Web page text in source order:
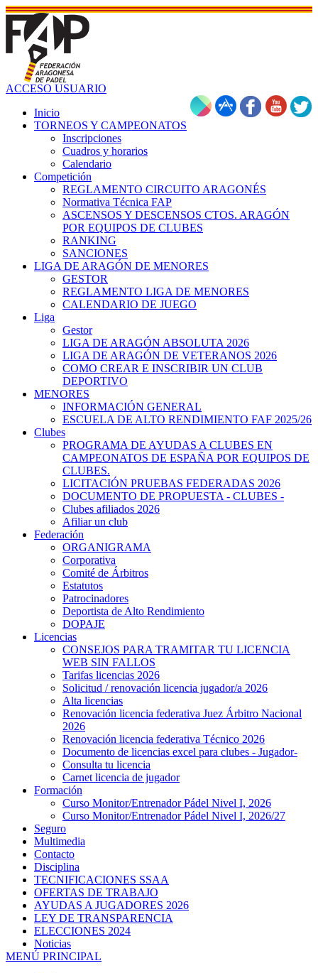
ACCESO USUARIO
Inicio
TORNEOS Y CAMPEONATOS
Inscripciones
Cuadros y horarios
Calendario
Competición
REGLAMENTO CIRCUITO ARAGONÉS
Normativa Técnica FAP
ASCENSOS Y DESCENSOS CTOS. ARAGÓN
POR EQUIPOS DE CLUBES
RANKING
SANCIONES
LIGA DE ARAGÓN DE MENORES
GESTOR
REGLAMENTO LIGA DE MENORES
CALENDARIO DE JUEGO
Liga
Gestor
LIGA DE ARAGÓN ABSOLUTA 2026
LIGA DE ARAGÓN DE VETERANOS 2026
COMO CREAR E INSCRIBIR UN CLUB
DEPORTIVO
MENORES
INFORMACIÓN GENERAL
ESCUELA DE ALTO RENDIMIENTO FAF 2025/26
Clubes
PROGRAMA DE AYUDAS A CLUBES EN
CAMPEONATOS DE ESPAÑA POR EQUIPOS DE
CLUBES.
LICITACIÓN PRUEBAS FEDERADAS 2026
DOCUMENTO DE PROPUESTA - CLUBES -
Clubes afiliados 2026
Afiliar un club
Federación
ORGANIGRAMA
Corporativa
Comité de Árbitros
Estatutos
Patrocinadores
Deportista de Alto Rendimiento
DOPAJE
Licencias
CONSEJOS PARA TRAMITAR TU LICENCIA
WEB SIN FALLOS
Tarifas licencias 2026
Solicitud / renovación licencia jugador/a 2026
Alta licencias
Renovación licencia federativa Juez Árbitro Nacional
2026
Renovación licencia federativa Técnico 2026
Documento de licencias excel para clubes - Jugador-
Consulta tu licencia
Carnet licencia de jugador
Formación
Curso Monitor/Entrenador Pádel Nivel I, 2026
Curso Monitor/Entrenador Pádel Nivel I, 2026/27
Seguro
Multimedia
Contacto
Disciplina
TECNIFICACIONES SSAA
OFERTAS DE TRABAJO
AYUDAS A JUGADORES 2026
LEY DE TRANSPARENCIA
ELECCIONES 2024
Noticias
MENÚ PRINCIPAL